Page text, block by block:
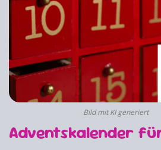
Bild mit KI generiert
Adventskalender